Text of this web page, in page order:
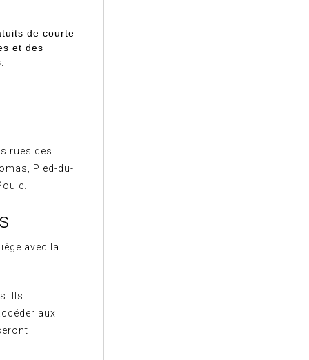
de courte
et des
rues des
Pied-du-
avec la
Ils
aux